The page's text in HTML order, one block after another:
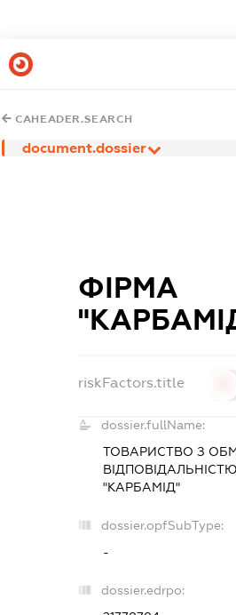
CAHEADER.SEARCH
document.dossier
ФІРМА
riskFactors.title
dossier.fullName:
ТОВАРИСТВО З
"КАРБАМІД"
dossier.opfSubType:
-
dossier.edrpo: